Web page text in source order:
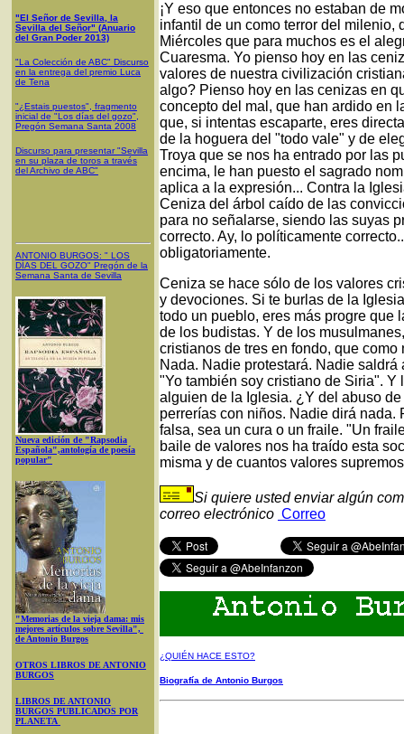
"El Señor de Sevilla, la
Sevilla del Señor" (Anuario
del Gran Poder 2013)
"La Colección de ABC" Discurso
en la entrega del premio Luca
de Tena
"¿Estais puestos", fragmento
inicial de "Los días del gozo",
Pregón Semana Santa 2008
Discurso para presentar "Sevilla
en su plaza de toros a través
del Archivo de ABC"
ANTONIO BURGOS: " LOS
DÍAS DEL GOZO" Pregón de la
Semana Santa de Sevilla
Nueva edición de "Rapsodia
Española",antología de poesía
popular"
"Memorias de la vieja dama: mis
mejores artículos sobre Sevilla",
de Antonio Burgos
OTROS LIBROS DE ANTONIO
BURGOS
LIBROS DE ANTONIO
BURGOS PUBLICADOS POR
PLANETA
¡Y eso que entonces no estaban de
infantil de un como terror del milenio,
Miércoles que para muchos es el
Cuaresma. Yo pienso hoy en las
valores de nuestra civilización
algo? Pienso hoy en las cenizas en
concepto del mal, que han ardido en
que, si intentas escaparte, eres
de la hoguera del "todo vale" y de
Troya que se nos ha entrado por las
encima, le han puesto el sagrado
aplica a la expresión... Contra la
Ceniza del árbol caído de las
para no señalarse, siendo las suyas
correcto. Ay, lo políticamente
obligatoriamente.
Ceniza se hace sólo de los valores
y devociones. Si te burlas de la
todo un pueblo, eres más progre que
de los budistas. Y de los
cristianos de tres en fondo, que
Nada. Nadie protestará. Nadie
"Yo también soy cristiano de Siria".
alguien de la Iglesia. ¿Y del abuso
perrerías con niños. Nadie dirá nada.
falsa, sea un cura o un fraile. "Un
baile de valores nos ha traído esta
misma y de cuantos valores
Si quiere usted enviar algún
correo electrónico Correo
¿QUIÉN HACE ESTO?
Biografía de Antonio Burgos